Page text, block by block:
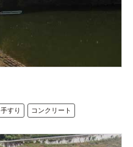
手すり コンクリート